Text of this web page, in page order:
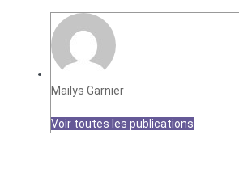
Mailys Garnier
Voir toutes les publications